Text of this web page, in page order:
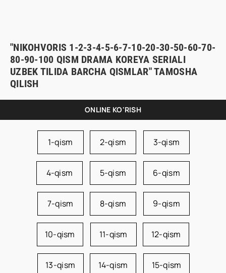
"NIKOHVORIS 1-2-3-4-5-6-7-10-20-30-50-60-70-
80-90-100 QISM DRAMA KOREYA SERIALI
UZBEK TILIDA BARCHA QISMLAR" TAMOSHA
QILISH
ONLINE KO'RISH
1-qism 2-qism 3-qism
4-qism 5-qism 6-qism
7-qism 8-qism 9-qism
10-qism 11-qism 12-qism
13-qism 14-qism 15-qism